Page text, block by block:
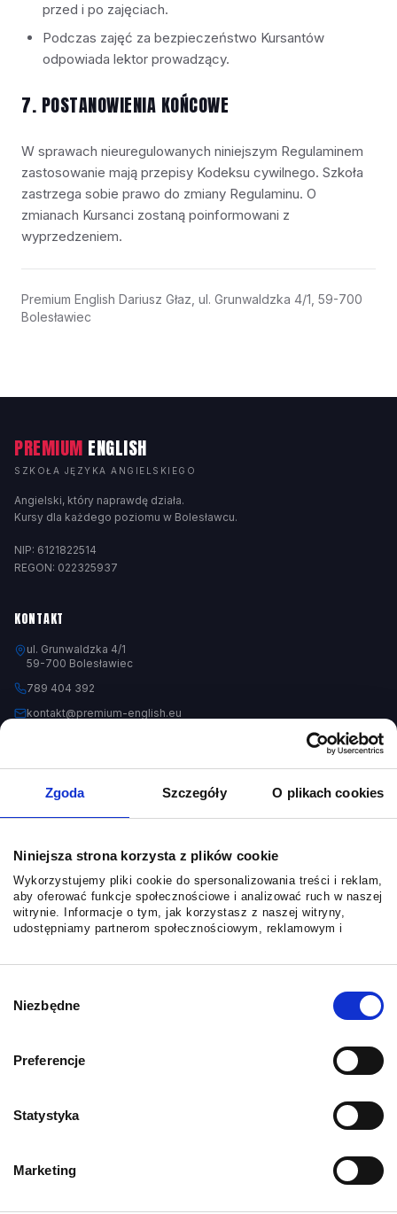
Zgoda Szczegóły O plikach cookies
Niniejsza strona korzysta z plików cookie
Wykorzystujemy pliki cookie do spersonalizowania treści i reklam,
aby oferować funkcje społecznościowe i analizować ruch w naszej
witrynie. Informacje o tym, jak korzystasz z naszej witryny,
udostępniamy partnerom społecznościowym, reklamowym i
zgody
Niezbędne
Preferencje
Statystyka
Marketing
przed i po zajęciach.
Podczas zajęć za bezpieczeństwo Kursantów
odpowiada lektor prowadzący.
7. POSTANOWIENIA KOŃCOWE
W sprawach nieuregulowanych niniejszym Regulaminem
zastosowanie mają przepisy Kodeksu cywilnego. Szkoła
zastrzega sobie prawo do zmiany Regulaminu. O
zmianach Kursanci zostaną poinformowani z
wyprzedzeniem.
Premium English Dariusz Głaz, ul. Grunwaldzka 4/1, 59-700
Bolesławiec
PREMIUM ENGLISH
SZKOŁA JĘZYKA ANGIELSKIEGO
Angielski, który naprawdę działa.
Kursy dla każdego poziomu w Bolesławcu.
NIP: 6121822514
REGON: 022325937
KONTAKT
ul. Grunwaldzka 4/1
59-700 Bolesławiec
789 404 392
kontakt@premium-english.eu
Nr konta:
PL38 1050 1751 1000 0090 8401 0892
Strona główna
Cennik
Blog
Kontakt
Standardy ochrony małoletnich
KURSY
Angielski dla młodzieży